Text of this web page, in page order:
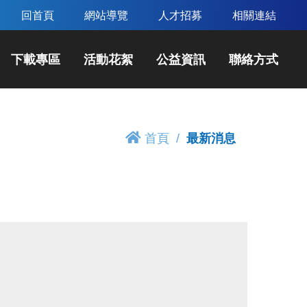
回首頁 網站導覽 人才招募 相關連結
下載專區 活動花絮 公益資訊 聯絡方式
首頁 最新消息